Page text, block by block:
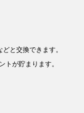
と交換できます。
トが貯まります。